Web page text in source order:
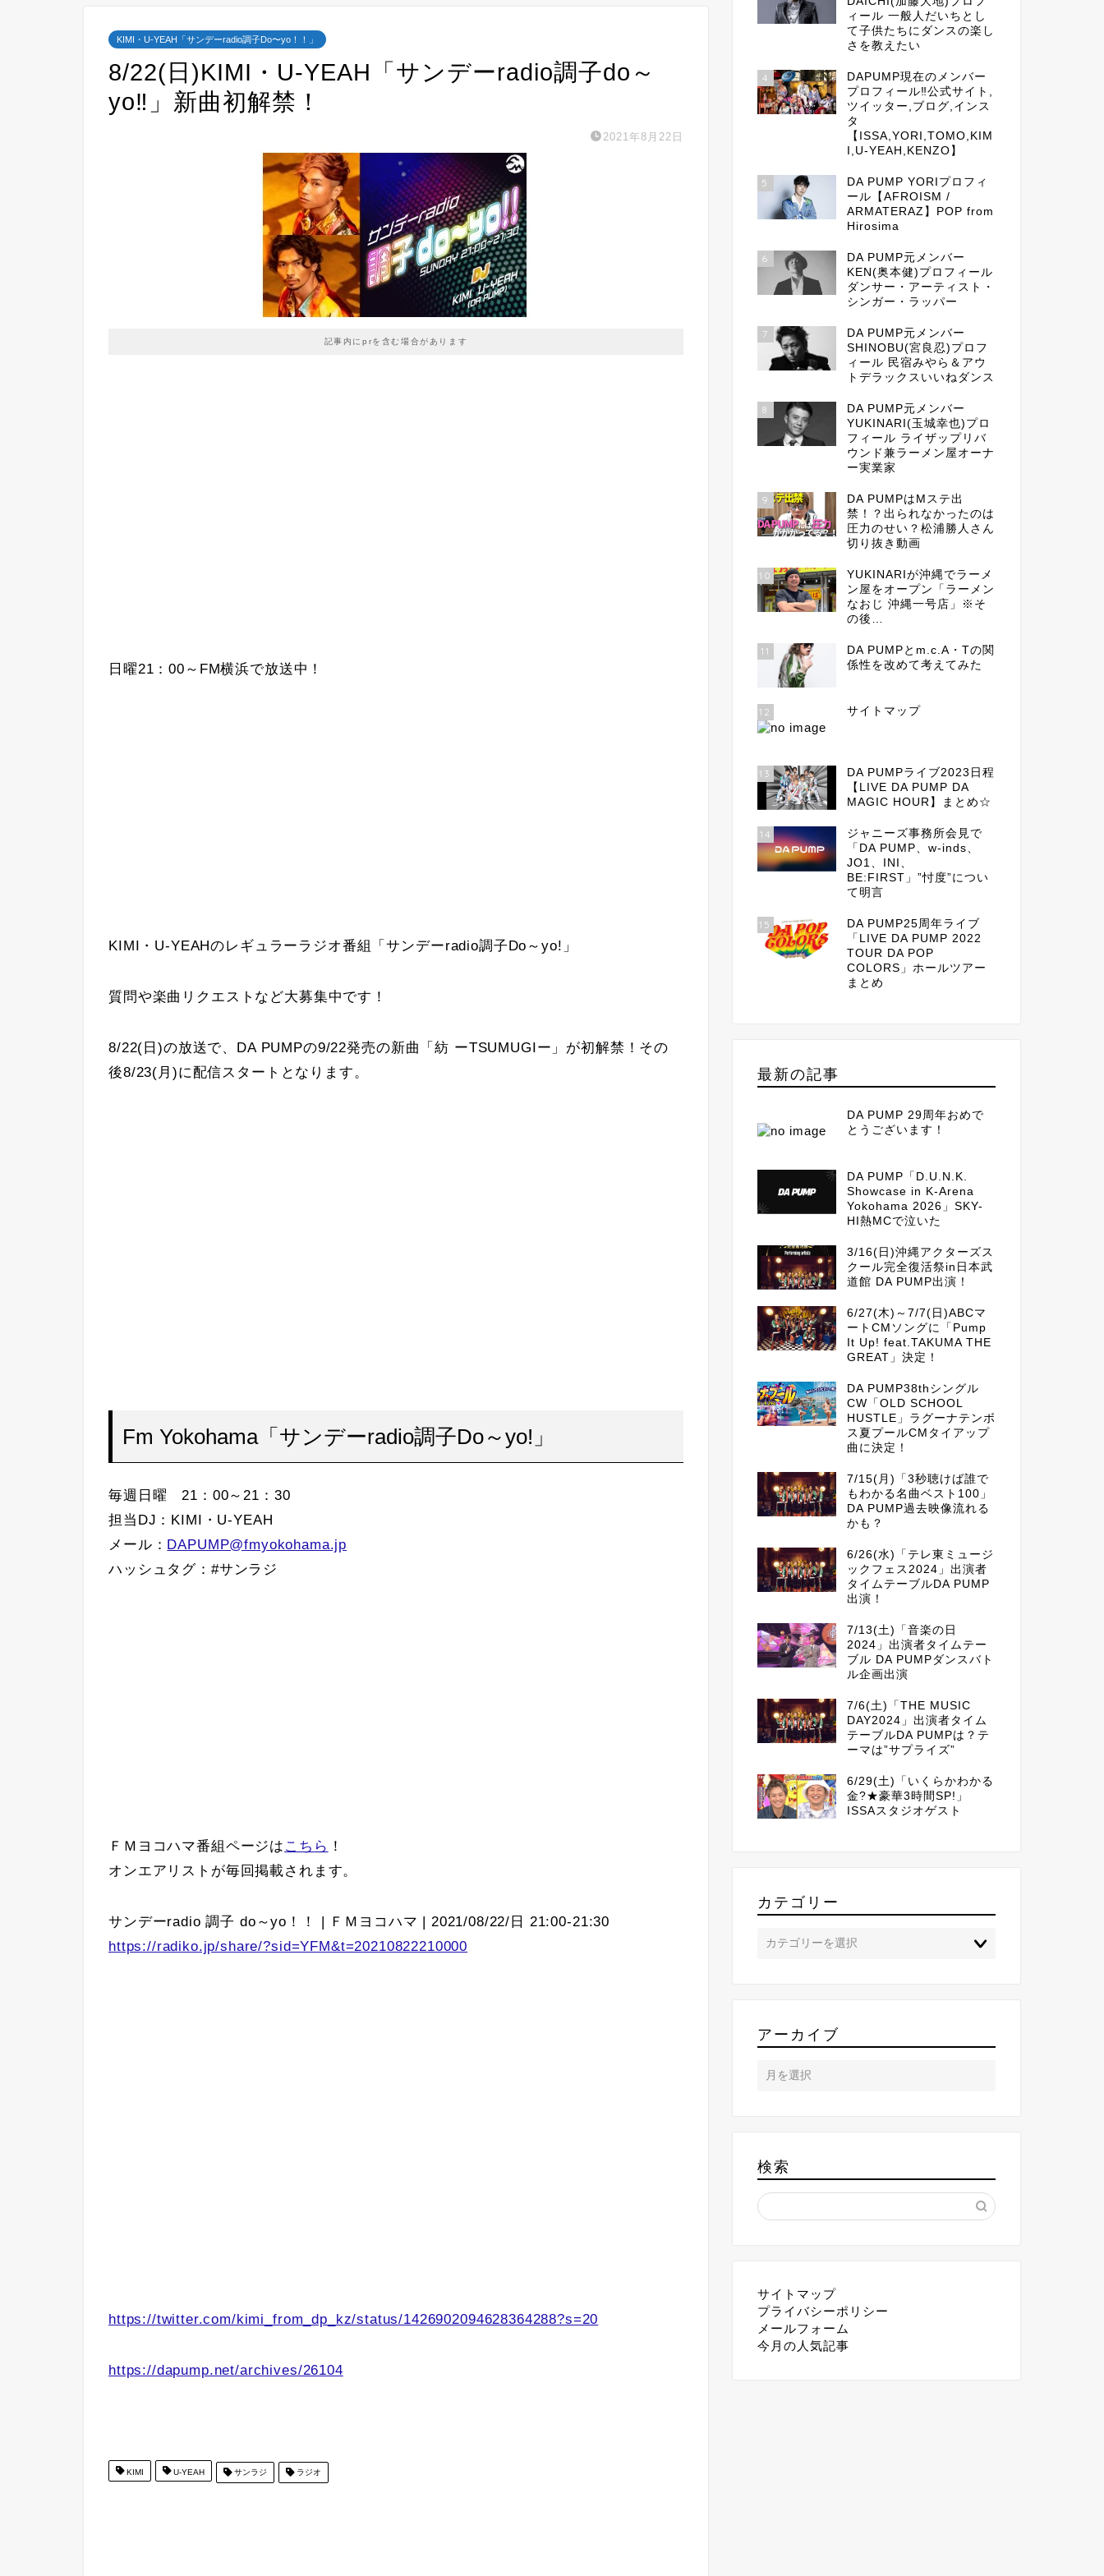
KIMI・U-YEAH「サンデーradio調子Do〜yo！！」
8/22(日)KIMI・U-YEAH「サンデーradio調子do～
yo‼」新曲初解禁！
2021年8月22日
記事内にprを含む場合があります
日曜21：00～FM横浜で放送中！
KIMI・U-YEAHのレギュラーラジオ番組「サンデーradio調子Do～yo!」
質問や楽曲リクエストなど大募集中です！
8/22(日)の放送で、DA PUMPの9/22発売の新曲「紡 ーTSUMUGIー」が初解禁！その
後8/23(月)に配信スタートとなります。
Fm Yokohama「サンデーradio調子Do～yo!」
毎週日曜 21：00～21：30
担当DJ：KIMI・U-YEAH
メール： DAPUMP@fmyokohama.jp
ハッシュタグ：#サンラジ
ＦＭヨコハマ番組ページは こちら ！
オンエアリストが毎回掲載されます。
サンデーradio 調子 do～yo！！ | ＦＭヨコハマ | 2021/08/22/日 21:00-21:30
https://radiko.jp/share/?sid=YFM&t=20210822210000
https://twitter.com/kimi_from_dp_kz/status/1426902094628364288?s=20
https://dapump.net/archives/26104
KIMI U-YEAH サンラジ ラジオ
ィール 一般人だいちとし
て子供たちにダンスの楽し
さを教えたい
4
DAPUMP現在のメンバー
プロフィール‼公式サイト,
ツイッター,ブログ,インス
タ
【ISSA,YORI,TOMO,KIM
I,U-YEAH,KENZO】
5
DA PUMP YORIプロフィ
ール【AFROISM /
ARMATERAZ】POP from
Hirosima
6
DA PUMP元メンバー
KEN(奥本健)プロフィール
ダンサー・アーティスト・
シンガー・ラッパー
7
DA PUMP元メンバー
SHINOBU(宮良忍)プロフ
ィール 民宿みやら＆アウ
トデラックスいいねダンス
8
DA PUMP元メンバー
YUKINARI(玉城幸也)プロ
フィール ライザップリバ
ウンド兼ラーメン屋オーナ
ー実業家
9
DA PUMPはMステ出
禁！？出られなかったのは
圧力のせい？松浦勝人さん
切り抜き動画
10
YUKINARIが沖縄でラーメ
ン屋をオープン「ラーメン
なおじ 沖縄一号店」※そ
の後…
11
DA PUMPとm.c.A・Tの関
係性を改めて考えてみた
12 サイトマップ
13
DA PUMPライブ2023日程
【LIVE DA PUMP DA
MAGIC HOUR】まとめ☆
14
ジャニーズ事務所会見で
「DA PUMP、w-inds、
JO1、INI、
BE:FIRST」”忖度”につい
て明言
15
DA PUMP25周年ライブ
「LIVE DA PUMP 2022
TOUR DA POP
COLORS」ホールツアー
まとめ
最新の記事
DA PUMP 29周年おめで
とうございます！
DA PUMP「D.U.N.K.
Showcase in K-Arena
Yokohama 2026」SKY-
HI熱MCで泣いた
3/16(日)沖縄アクターズス
クール完全復活祭in日本武
道館 DA PUMP出演！
6/27(木)～7/7(日)ABCマ
ートCMソングに「Pump
It Up! feat.TAKUMA THE
GREAT」決定！
DA PUMP38thシングル
CW「OLD SCHOOL
HUSTLE」ラグーナテンボ
ス夏プールCMタイアップ
曲に決定！
7/15(月)「3秒聴けば誰で
もわかる名曲ベスト100」
DA PUMP過去映像流れる
かも？
6/26(水)「テレ東ミュージ
ックフェス2024」出演者
タイムテーブルDA PUMP
出演！
7/13(土)「音楽の日
2024」出演者タイムテー
ブル DA PUMPダンスバト
ル企画出演
7/6(土)「THE MUSIC
DAY2024」出演者タイム
テーブルDA PUMPは？テ
ーマは”サプライズ”
6/29(土)「いくらかわかる
金?★豪華3時間SP!」
ISSAスタジオゲスト
カテゴリー
アーカイブ
検索
サイトマップ
プライバシーポリシー
メールフォーム
今月の人気記事